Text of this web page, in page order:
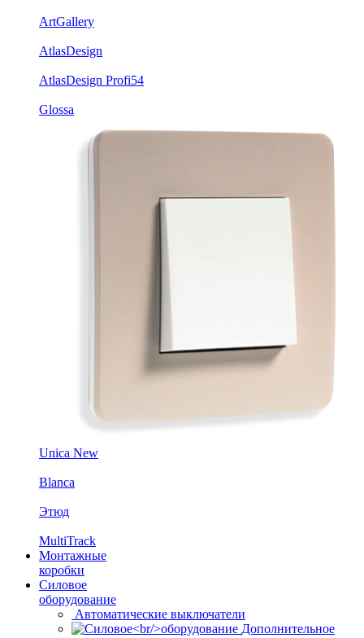
ArtGallery
AtlasDesign
AtlasDesign Profi54
Glossa
Unica New
Blanca
Этюд
MultiTrack
Монтажные
коробки
Силовое
оборудование
Автоматические выключатели
Дополнительное